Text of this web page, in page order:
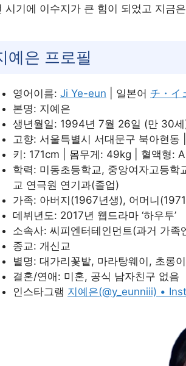
시기에 이수지가 큰 힘이 되었고 지금
예은 프로필
영어이름: Ji Ye-eun | 일본어 チ・イ
본명: 지예은
생년월일: 1994년 7월 26일 (만 30
고향: 서울특별시 서대문구 북아현동
키: 171cm | 몸무게: 49kg | 혈액형:
학력: 미동초등학교, 중앙여자고등
교 연극원 연기과(졸업)
가족: 아버지(1967년생), 어머니
데뷔년도: 2017년 웹드라마 ‘하우투’
소속사: 씨피엔터테인먼트(과거 가족
종교: 개신교
별명: 대가리꽃밭, 마라탕웨이, 초롱
결혼/연애: 미혼, 공식 남자친구 없음
인스타그램 지예은(@y_eunniii) •